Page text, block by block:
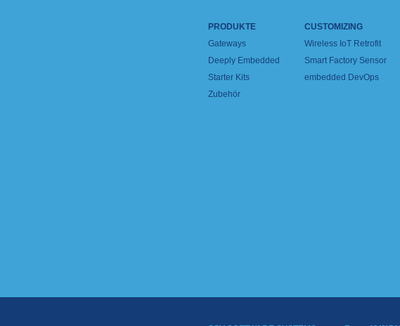
PRODUKTE
Gateways
Deeply Embedded
Starter Kits
Zubehör
CUSTOMIZING
Wireless IoT Retrofit
Smart Factory Sensor
embedded DevOps